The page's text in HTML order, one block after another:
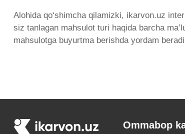
Alohida qo‘shimcha qilamizki, ikarvon.uz
siz tanlagan mahsulot turi haqida barcha
mahsulotga buyurtma berishda yordam
Ommabop